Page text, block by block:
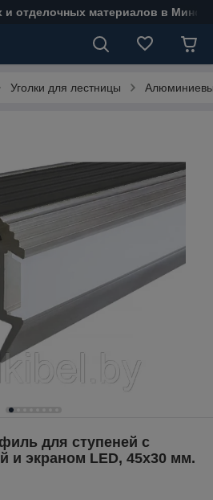
и отделочных материалов в Минске
Уголки для лестницы
для ступеней с
и экраном LED, 45х30 мм.